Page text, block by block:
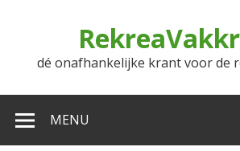
dé onafhankelijke krant voor de
MENU